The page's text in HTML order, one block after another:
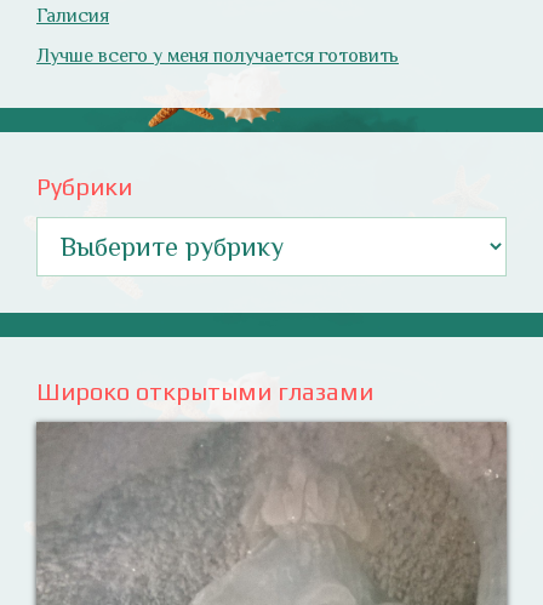
Галисия
Лучше всего у меня получается готовить
Рубрики
Широко открытыми глазами